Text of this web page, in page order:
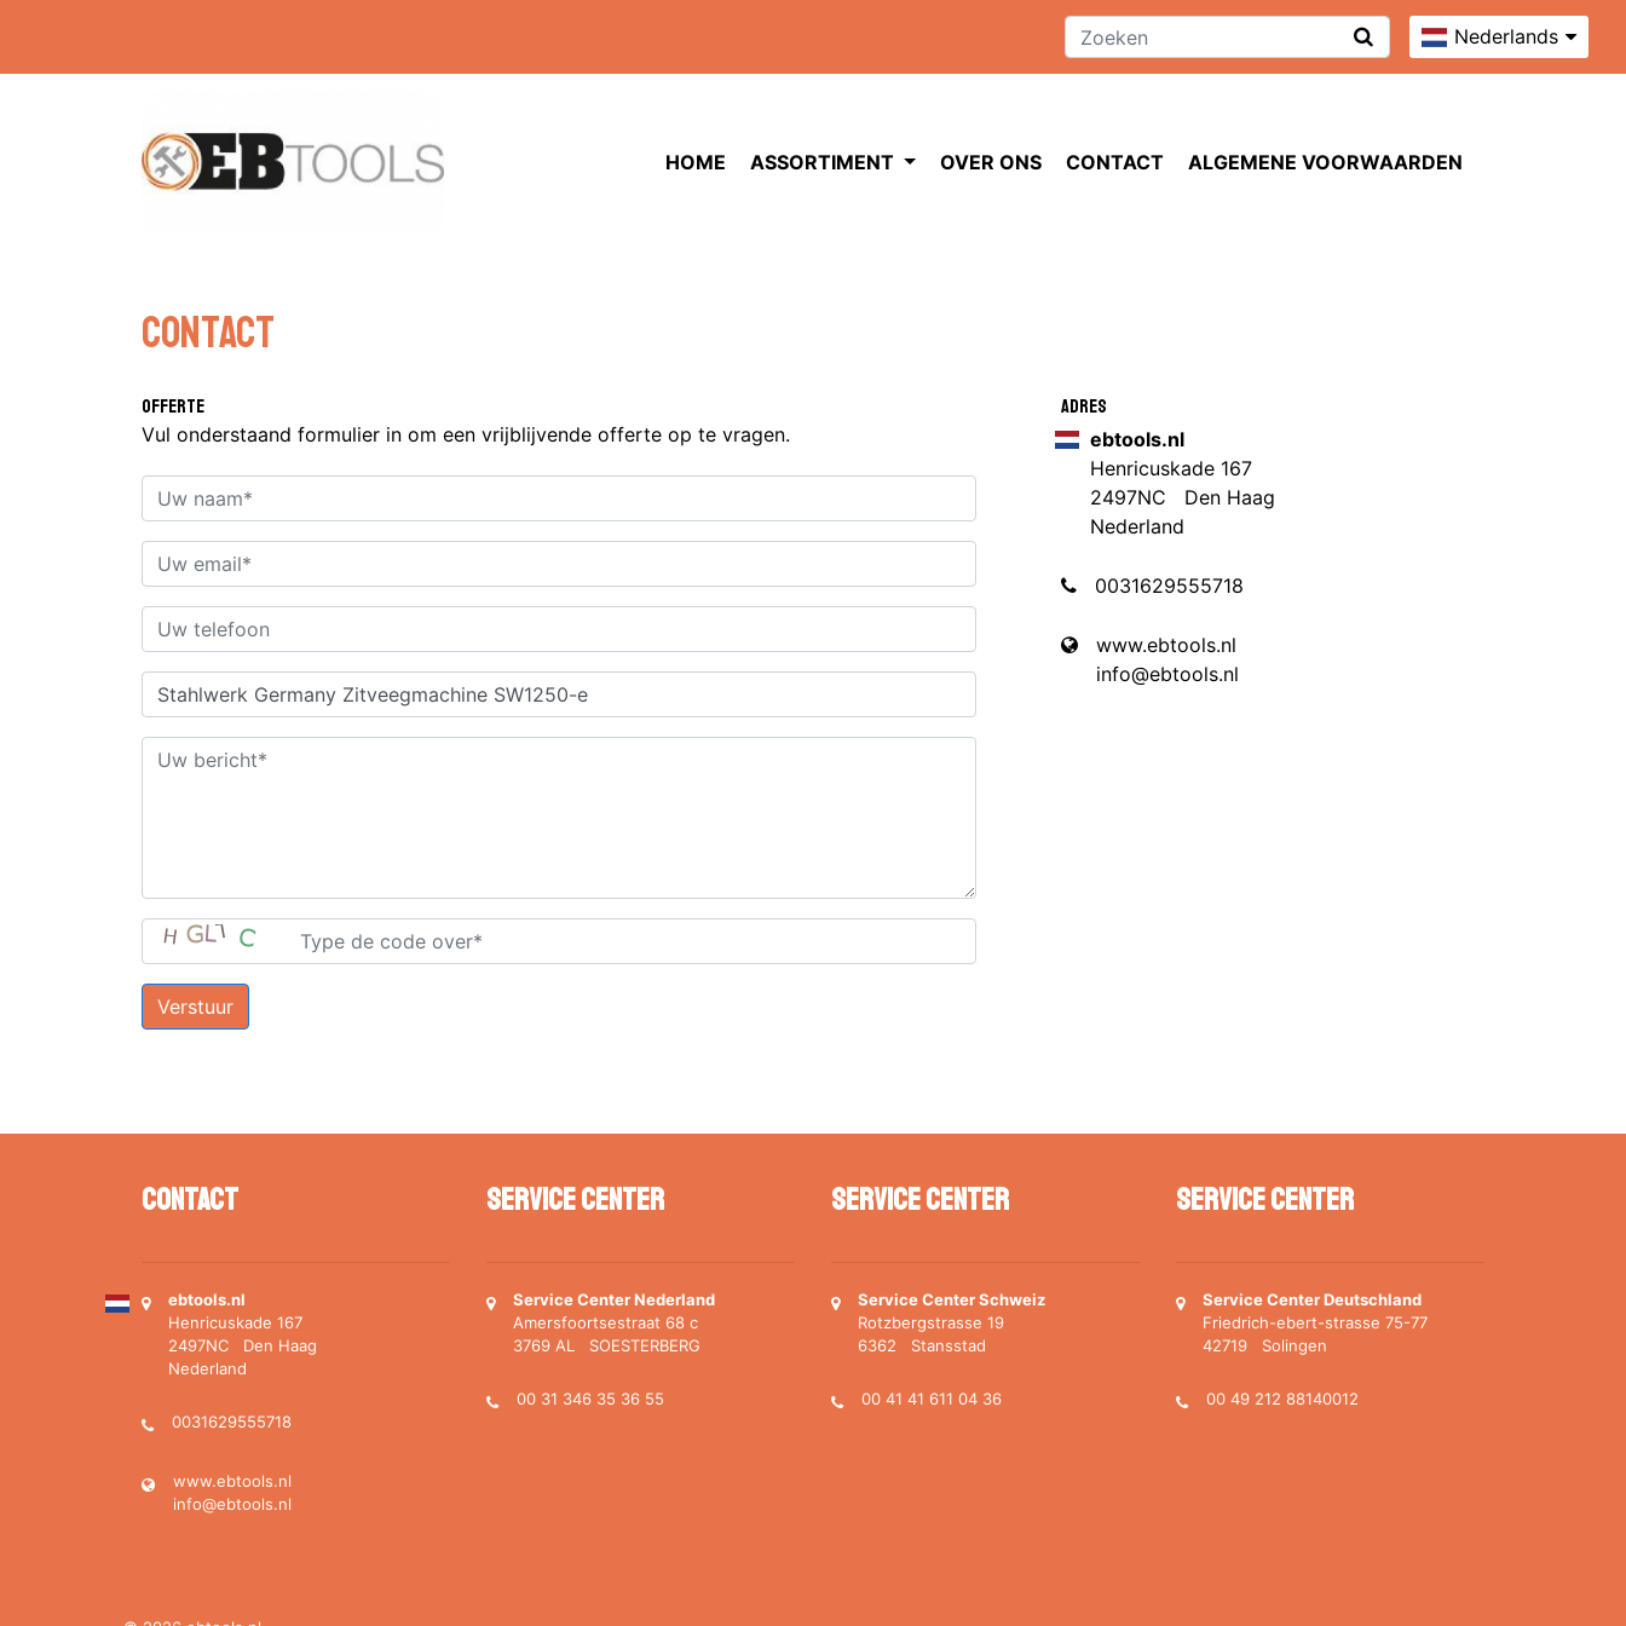
Nederlands
HOME ASSORTIMENT OVER ONS CONTACT ALGEMENE VOORWAARDEN
Contact
Offerte
Vul onderstaand formulier in om een vrijblijvende offerte op te vragen.
Verstuur
Adres
ebtools.nl
Henricuskade 167
2497NC Den Haag
Nederland
0031629555718
www.ebtools.nl
info@ebtools.nl
Contact
ebtools.nl
Henricuskade 167
2497NC Den Haag
Nederland
0031629555718
www.ebtools.nl
info@ebtools.nl
Service Center
Service Center Nederland
Amersfoortsestraat 68 c
3769 AL SOESTERBERG
00 31 346 35 36 55
Service Center
Service Center Schweiz
Rotzbergstrasse 19
6362 Stansstad
00 41 41 611 04 36
Service Center
Service Center Deutschland
Friedrich-ebert-strasse 75-77
42719 Solingen
00 49 212 88140012